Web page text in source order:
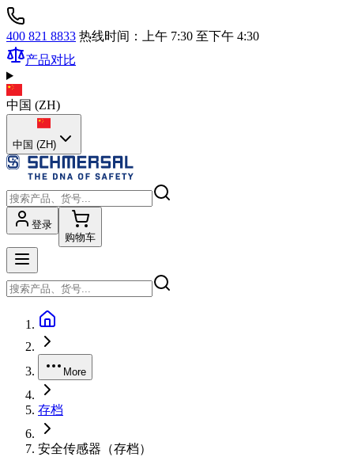
400 821 8833 热线时间：上午 7:30 至下午 4:30
产品对比
中国 (ZH)
中国 (ZH)
登录
购物车
More
存档
安全传感器（存档）